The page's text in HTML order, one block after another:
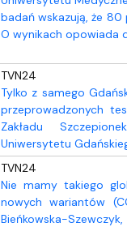
badań wskazują, że
O wynikach opowiada
TVN24
Tylko z samego
przeprowadzonych
Zakładu
Uniwersytetu
TVN24
Nie mamy takiego
nowych wariantów
Bieńkowska-